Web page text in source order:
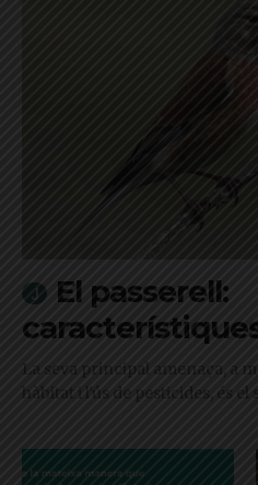
El passerell:
La seva principal amenaça, a
hàbitat i l'ús de pesticides, és